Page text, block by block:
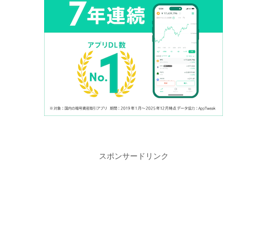
スポンサードリンク